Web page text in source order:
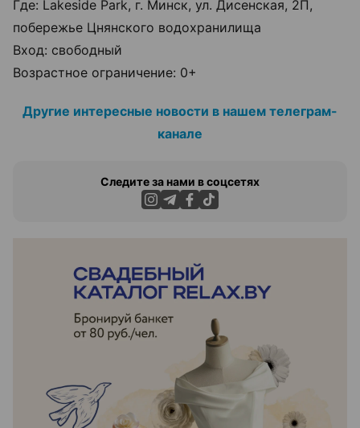
Где: Lakeside Park, г. Минск, ул. Дисенская, 2П,
побережье Цнянского водохранилища
Вход: свободный
Возрастное ограничение: 0+
Другие интересные новости в нашем телеграм-
канале
Следите за нами в соцсетях
ЭФФЕКТИВНАЯ РЕКЛАМА НА САЙТЕ